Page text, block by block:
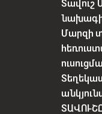
Տավուշ
Մարզի